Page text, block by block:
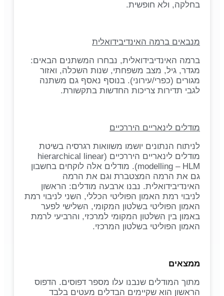
בחלקה, ולא חופשית.
מנבאים ברמה האינדיבידואלית
ברמה האינדיבידואלית, נבחרו המשתנים הבאים:
מגדר, גיל, מצב משפחתי, שנות השכלה, ואזור
מגורים (כפרי/עירוני). בנוסף נאסף גם משתנה
לגבי תדירות צריכות החדשות בתקשורת.
מודלים לינאריים היררכיים
לניתוח הנתונים יושמו משוואות רגרסיה בשיטת
מודלים לינאריים היררכיים (hierarchical linear
modelling – HLM). מודלים אלה לוקחים בחשבון
גם את הרמה המצטברת וגם את הרמה
האינדיבידואלית. נבנו ארבעה מודלים: הראשון
לניבוי רמת האמון הפוליטי הכללי, השני לניבוי רמת
האמון הפוליטי בשלטון המקומי, השלישי לפער
באמון בין השלטון המקומי למרכזי, והרביעי לרמת
האמון הפוליטי בשלטון המרכזי.
ממצאים
מתוך המודלים שנבנו עלו מספר דפוסים. הדפוס
הראשון הוא שקיימים הבדלים מעטים בלבד